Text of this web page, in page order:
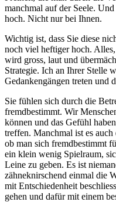
manchmal auf der Seele.
hoch. Nicht nur bei Ihnen.
Wichtig ist, dass Sie diese
noch viel heftiger hoch.
wird gross, laut und
Strategie. Ich an Ihrer Stelle
Gedankengängen treten und
Sie fühlen sich durch die
fremdbestimmt. Wir
können und das Gefühl
treffen. Manchmal ist es
ob man sich fremdbestimmt
ein klein wenig Spielraum,
Leine zu geben. Es ist
zähneknirschend einmal die
mit Entschiedenheit
gehen und dafür mit einem